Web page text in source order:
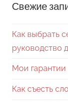
Свежие
Как выбрать
руководство
Мои гарантии
Как съесть